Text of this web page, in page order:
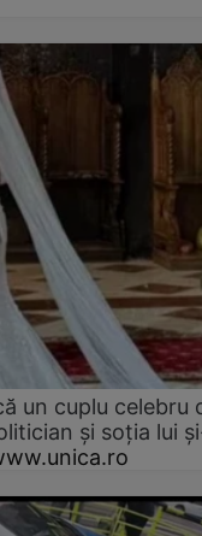
un cuplu celebru
și soția lui